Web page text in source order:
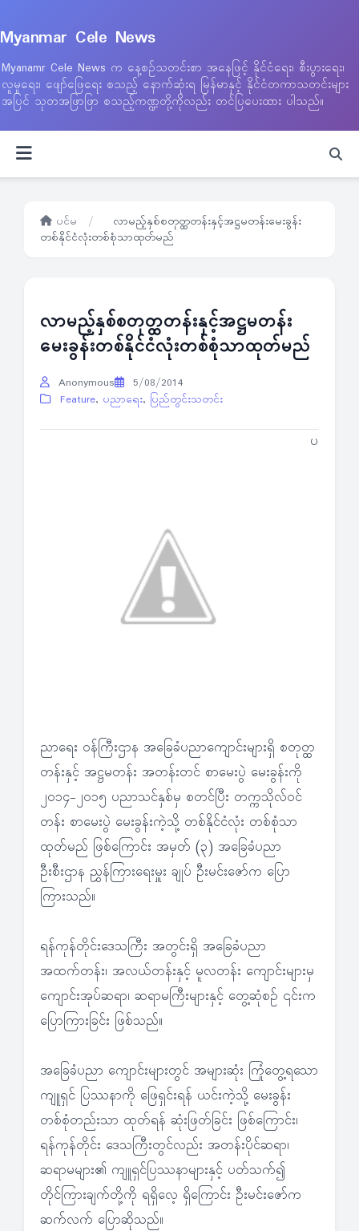
Myanmar Cele News
Myanamr Cele News က နေ့စဉ်သတင်းစာ အနေဖြင့် နိုင်ငံရေး၊ စီးပွားရေး၊
လူမှုရေး၊ ဖျော်ဖြေရေး စသည့် နောက်ဆုံးရ မြန်မာနှင့် နိုင်ငံတကာသတင်းများ
အပြင် သုတအဖြာဖြာ စသည့်ကဏ္ဍတို့ကိုလည်း တင်ပြပေးထား ပါသည်။
ပင်မ /
လာမည့်နှစ်စတုတ္ထတန်းနှင့်အဋ္ဌမတန်းမေးခွန်း
တစ်နိုင်ငံလုံးတစ်စုံသာထုတ်မည်
လာမည့်နှစ်စတုတ္ထတန်းနှင့်အဋ္ဌမတန်း
မေးခွန်းတစ်နိုင်ငံလုံးတစ်စုံသာထုတ်မည်
Anonymous
5/08/2014
Feature, ပညာရေး, ပြည်တွင်းသတင်း
ပ
ညာရေး ဝန်ကြီးဌာန အခြေခံပညာကျောင်းများရှိ စတုတ္ထ
တန်းနှင့် အဋ္ဌမတန်း အတန်းတင် စာမေးပွဲ မေးခွန်းကို
၂၀၁၄-၂၀၁၅ ပညာသင်နှစ်မှ စတင်ပြီး တက္ကသိုလ်ဝင်
တန်း စာမေးပွဲ မေးခွန်းကဲ့သို့ တစ်နိုင်ငံလုံး တစ်စုံသာ
ထုတ်မည် ဖြစ်ကြောင်း အမှတ် (၃) အခြေခံပညာ
ဦးစီးဌာန ညွှန်ကြားရေးမှူး ချုပ် ဦးမင်းဇော်က ပြော
ကြားသည်။
ရန်ကုန်တိုင်းဒေသကြီး အတွင်းရှိ အခြေခံပညာ
အထက်တန်း၊ အလယ်တန်းနှင့် မူလတန်း ကျောင်းများမှ
ကျောင်းအုပ်ဆရာ၊ ဆရာမကြီးများနှင့် တွေ့ဆုံစဉ် ၎င်းက
ပြောကြားခြင်း ဖြစ်သည်။
အခြေခံပညာ ကျောင်းများတွင် အများဆုံး ကြုံတွေ့ရသော
ကျူရှင် ပြဿနာကို ဖြေရှင်းရန် ယင်းကဲ့သို့ မေးခွန်း
တစ်စုံတည်းသာ ထုတ်ရန် ဆုံးဖြတ်ခြင်း ဖြစ်ကြောင်း၊
ရန်ကုန်တိုင်း ဒေသကြီးတွင်လည်း အတန်းပိုင်ဆရာ၊
ဆရာမများ၏ ကျူရှင်ပြဿနာများနှင့် ပတ်သက်၍
တိုင်ကြားချက်တို့ကို ရရှိလေ့ ရှိကြောင်း ဦးမင်းဇော်က
ဆက်လက် ပြောဆိုသည်။